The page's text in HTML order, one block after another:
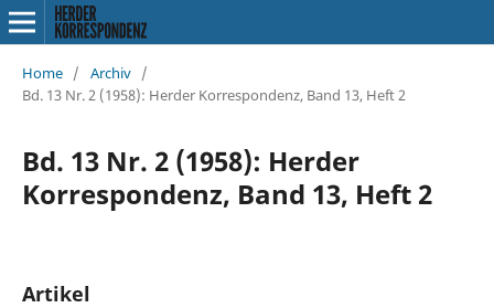
Home / Archiv /
Bd. 13 Nr. 2 (1958): Herder Korrespondenz, Band 13, Heft 2
Bd. 13 Nr. 2 (1958): Herder
Korrespondenz, Band 13, Heft 2
Artikel